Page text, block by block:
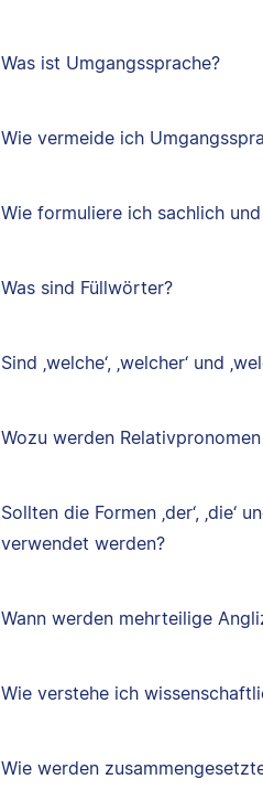
Was ist Umgangssprache?
Wie vermeide ich
Wie formuliere ich sachlich
Was sind Füllwörter?
Sind ‚welche‘, ‚welcher‘ und
Wozu werden
Sollten die Formen ‚der‘, ‚die‘
verwendet werden?
Wann werden mehrteilige
Wie verstehe ich
Wie werden